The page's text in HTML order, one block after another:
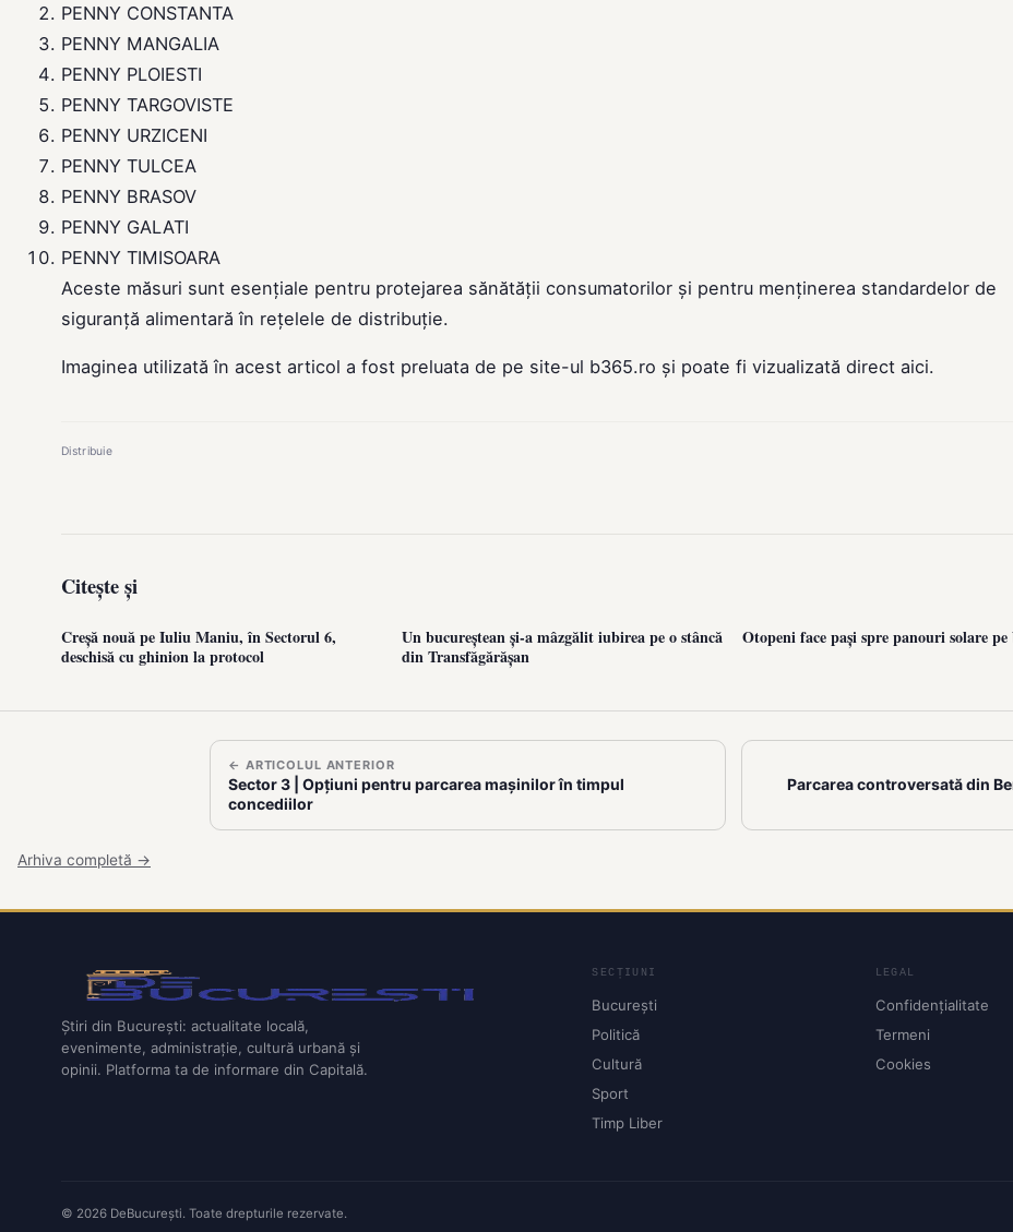
PENNY CONSTANTA
PENNY MANGALIA
PENNY PLOIESTI
PENNY TARGOVISTE
PENNY URZICENI
PENNY TULCEA
PENNY BRASOV
PENNY GALATI
PENNY TIMISOARA
Aceste măsuri sunt esențiale pentru protejarea sănătății consumatorilor și pentru menținerea standardelor de
siguranță alimentară în rețelele de distribuție.
Imaginea utilizată în acest articol a fost preluata de pe site-ul b365.ro și poate fi vizualizată direct aici.
Distribuie
Citește și
Creșă nouă pe Iuliu Maniu, în Sectorul 6,
deschisă cu ghinion la protocol
Un bucureștean și-a mâzgălit iubirea pe o stâncă
din Transfăgărășan
Otopeni face pași spre panouri solare pe
← ARTICOLUL ANTERIOR
Sector 3 | Opțiuni pentru parcarea mașinilor în timpul
concediilor
Parcarea controversată din
Arhiva completă →
Știri din București: actualitate locală,
evenimente, administrație, cultură urbană și
opinii. Platforma ta de informare din Capitală.
SECȚIUNI
București
Politică
Cultură
Sport
Timp Liber
LEGAL
Confidențialitate
Termeni
Cookies
© 2026 DeBucurești. Toate drepturile rezervate.